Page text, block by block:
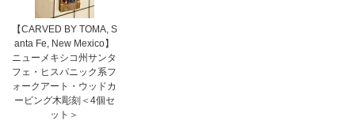
【CARVED BY TOMA, S
anta Fe, New Mexico】
ニューメキシコ州サンタ
フェ・ヒスパニック系フ
ォークアート・ウッドカ
ービング木彫刻＜4個セ
ット＞